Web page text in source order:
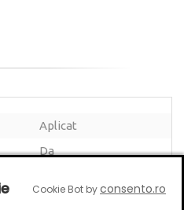
Aplicat
Da
Cookie Bot byconsento.ro